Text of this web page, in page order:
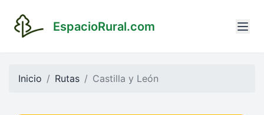
EspacioRural.com
Inicio Rutas Castilla y León